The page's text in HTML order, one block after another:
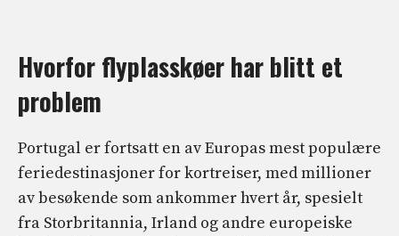
Hvorfor flyplasskøer har blitt et
problem
Portugal er fortsatt en av Europas mest populære
feriedestinasjoner for kortreiser, med millioner
av besøkende som ankommer hvert år, spesielt
fra Storbritannia, Irland og andre europeiske